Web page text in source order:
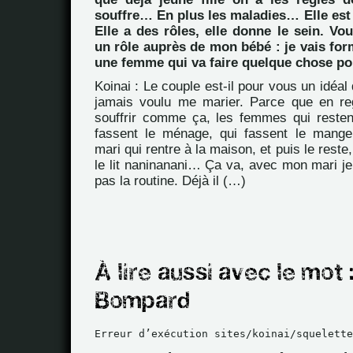
souffre… En plus les maladies… Elle est
Elle a des rôles, elle donne le sein.
un rôle auprès de mon bébé : je vais
une femme qui va faire quelque chose
Koinai : Le couple est-il pour vous un idéal
jamais voulu me marier. Parce que en
souffrir comme ça, les femmes qui
fassent le ménage, qui fassent le
mari qui rentre à la maison, et puis le
le lit naninanani… Ça va, avec mon mari
pas la routine. Déjà il (…)
Erreur d’exécution sites/koinai/